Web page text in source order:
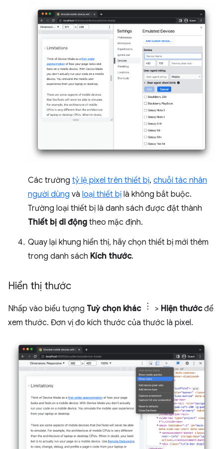
Các trường tỷ lệ pixel trên thiết bị, chuỗi tác nhân
người dùng và loại thiết bị là không bắt buộc.
Trường loại thiết bị là danh sách được đặt thành
Thiết bị di động theo mặc định.
Quay lại khung hiển thị, hãy chọn thiết bị mới thêm
trong danh sách Kích thước.
Hiển thị thước
Nhấp vào biểu tượng Tuỳ chọn khác > Hiện thướcđể
xem thước. Đơn vị đo kích thước của thước là pixel.